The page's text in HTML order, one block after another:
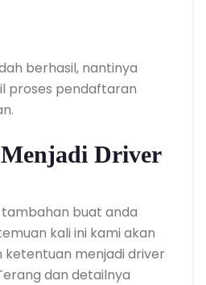
berhasil, nantinya
proses pendaftaran
Driver
buat anda
kali ini kami akan
ketentuan menjadi driver
dan detailnya